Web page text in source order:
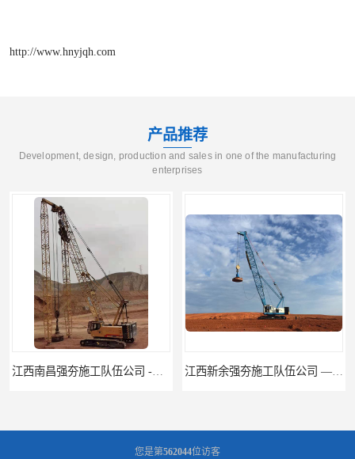
http://www.hnyjqh.com
产品推荐
Development, design, production and sales in one of the manufacturing
enterprises
湖南强夯施工公司
您是第562044位访客